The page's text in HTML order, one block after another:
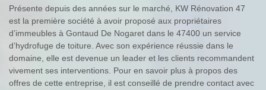
Présente depuis des années sur le marché, KW Rénovation 47
est la première société à avoir proposé aux propriétaires
d’immeubles à Gontaud De Nogaret dans le 47400 un service
d’hydrofuge de toiture. Avec son expérience réussie dans le
domaine, elle est devenue un leader et les clients recommandent
vivement ses interventions. Pour en savoir plus à propos des
offres de cette entreprise, il est conseillé de prendre contact avec